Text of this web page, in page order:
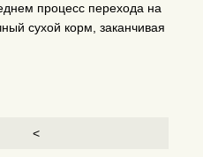
процесс перехода на
сухой корм, заканчивая
<